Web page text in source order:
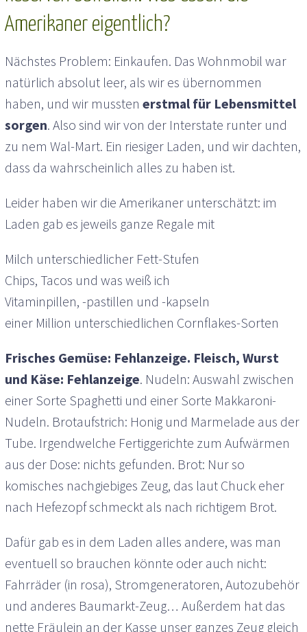
Amerikaner eigentlich?
Nächstes Problem: Einkaufen. Das Wohnmobil war
natürlich absolut leer, als wir es übernommen
haben, und wir mussten erstmal für Lebensmittel
sorgen. Also sind wir von der Interstate runter und
zu nem Wal-Mart. Ein riesiger Laden, und wir dachten,
dass da wahrscheinlich alles zu haben ist.
Leider haben wir die Amerikaner unterschätzt: im
Laden gab es jeweils ganze Regale mit
Milch unterschiedlicher Fett-Stufen
Chips, Tacos und was weiß ich
Vitaminpillen, -pastillen und -kapseln
einer Million unterschiedlichen Cornflakes-Sorten
Frisches Gemüse: Fehlanzeige. Fleisch, Wurst
und Käse: Fehlanzeige. Nudeln: Auswahl zwischen
einer Sorte Spaghetti und einer Sorte Makkaroni-
Nudeln. Brotaufstrich: Honig und Marmelade aus der
Tube. Irgendwelche Fertiggerichte zum Aufwärmen
aus der Dose: nichts gefunden. Brot: Nur so
komisches nachgiebiges Zeug, das laut Chuck eher
nach Hefezopf schmeckt als nach richtigem Brot.
Dafür gab es in dem Laden alles andere, was man
eventuell so brauchen könnte oder auch nicht:
Fahrräder (in rosa), Stromgeneratoren, Autozubehör
und anderes Baumarkt-Zeug… Außerdem hat das
nette Fräulein an der Kasse unser ganzes Zeug gleich